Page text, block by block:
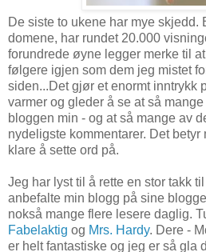
De siste to ukene har mye skjedd.
domene, har rundet 20.000
forundrede øyne legger merke til
følgere igjen som dem jeg mistet
siden...Det gjør et enormt inntrykk
varmer og gleder å se at så
bloggen min - og at så mange av
nydeligste kommentarer. Det betyr
klare å sette ord på.
Jeg har lyst til å rette en stor takk
anbefalte min blogg på sine
nokså mange flere lesere daglig.
Fabelaktig og Mrs. Hardy. Dere -
er helt fantastiske og jeg er så gla